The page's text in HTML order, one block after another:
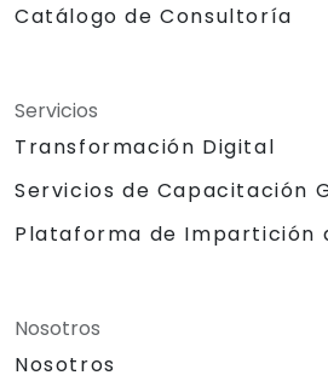
Catálogo de Consultoría
Servicios
Transformación Digital
Servicios de Capacitación
Plataforma de Impartición
Nosotros
Nosotros